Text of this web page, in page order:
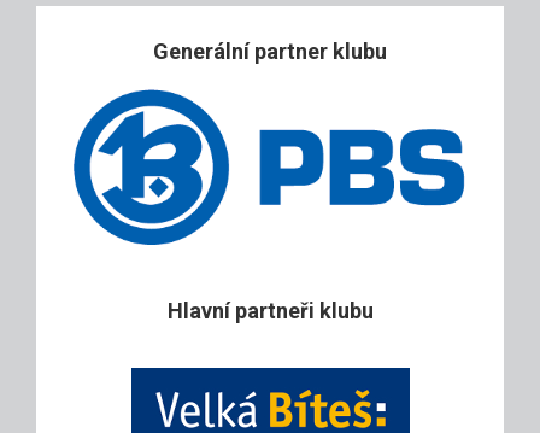
Generální partner klubu
Hlavní partneři klubu